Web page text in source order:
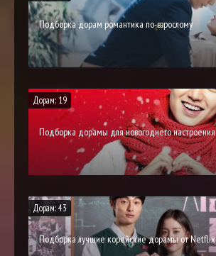
Подборка дорам романтика по-взрослому
Дорам: 19
Подборка дорамы для новогоднего настроения
Дорам: 43
Подборка лучшие корейские дорамы от Netflix